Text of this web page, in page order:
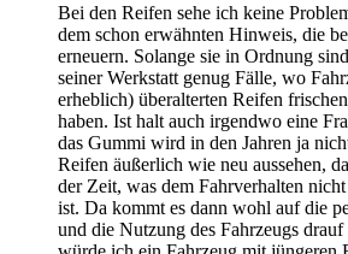
Bei den Reifen sehe ich keine
dem schon erwähnten Hinweis, die
erneuern. Solange sie in Ordnung
seiner Werkstatt genug Fälle, wo
erheblich) überalterten Reifen
haben. Ist halt auch irgendwo eine
das Gummi wird in den Jahren ja
Reifen äußerlich wie neu aussehen,
der Zeit, was dem Fahrverhalten
ist. Da kommt es dann wohl auf die
und die Nutzung des Fahrzeugs